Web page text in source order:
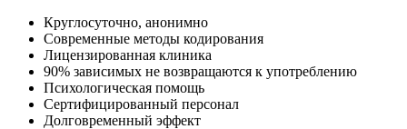
Круглосуточно, анонимно
Современные методы кодирования
Лицензированная клиника
90% зависимых не возвращаются к употреблению
Психологическая помощь
Сертифицированный персонал
Долговременный эффект